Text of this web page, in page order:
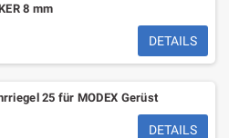
8 mm
DETAILS
25 für MODEX Gerüst
DETAILS